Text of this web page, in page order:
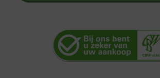
MJ3555